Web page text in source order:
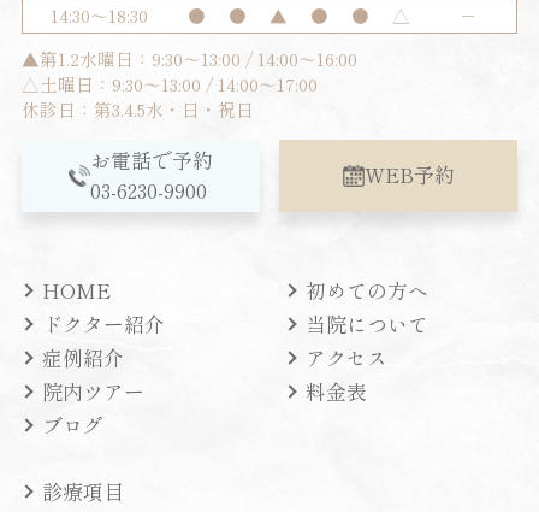
14:30～18:30
● ● ▲ ● ● △
－
▲第1.2水曜日：9:30～13:00 / 14:00～16:00
△土曜日：9:30～13:00 / 14:00～17:00
休診日：第3.4.5水・日・祝日
お電話で予約
03-6230-9900
WEB予約
HOME
初めての方へ
ドクター紹介
当院について
症例紹介
アクセス
院内ツアー
料金表
ブログ
診療項目